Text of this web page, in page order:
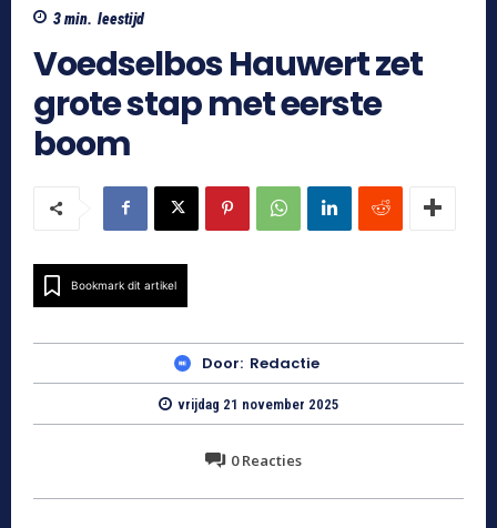
3min. leestijd
Voedselbos Hauwert zet
grote stap met eerste
boom
Bookmark dit artikel
Door: Redactie
vrijdag 21 november 2025
0Reacties